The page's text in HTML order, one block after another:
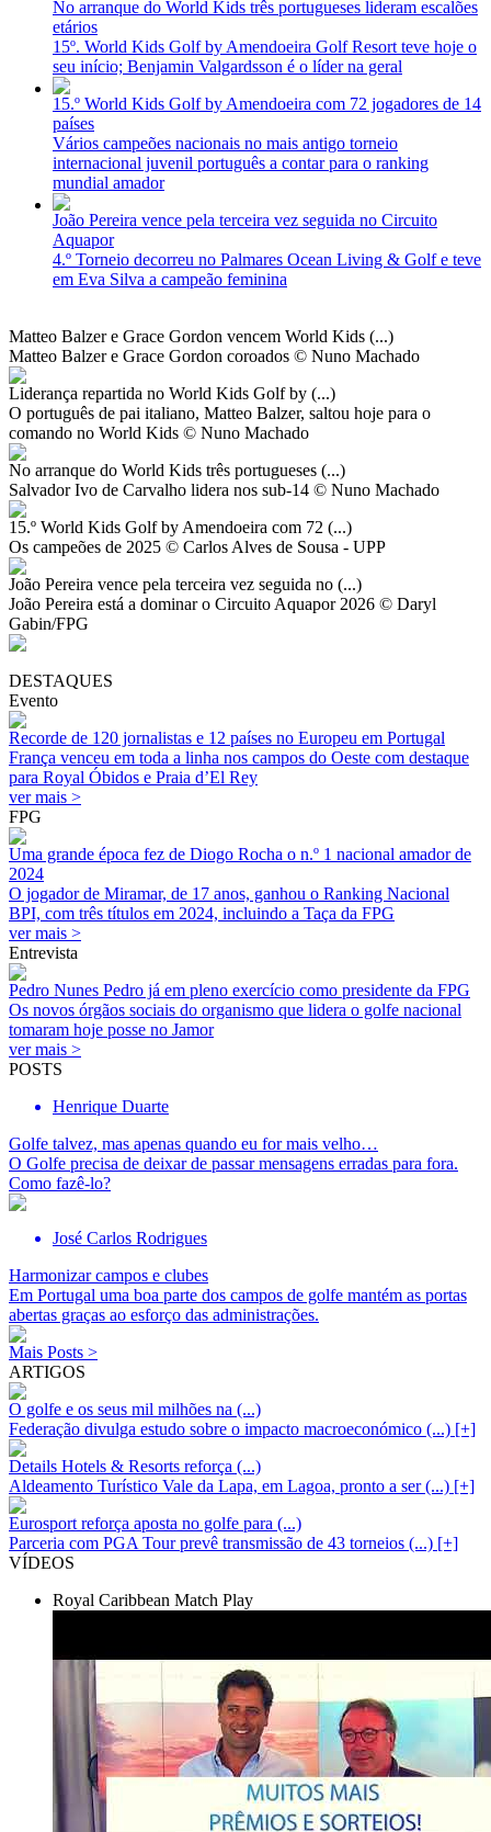
No arranque do World Kids três portugueses lideram escalões
etários
15º. World Kids Golf by Amendoeira Golf Resort teve hoje o
seu início; Benjamin Valgardsson é o líder na geral
15.º World Kids Golf by Amendoeira com 72 jogadores de 14
países
Vários campeões nacionais no mais antigo torneio
internacional juvenil português a contar para o ranking
mundial amador
João Pereira vence pela terceira vez seguida no Circuito
Aquapor
4.º Torneio decorreu no Palmares Ocean Living & Golf e teve
em Eva Silva a campeão feminina
Matteo Balzer e Grace Gordon vencem World Kids (...)
Matteo Balzer e Grace Gordon coroados © Nuno Machado
Liderança repartida no World Kids Golf by (...)
O português de pai italiano, Matteo Balzer, saltou hoje para o
comando no World Kids © Nuno Machado
No arranque do World Kids três portugueses (...)
Salvador Ivo de Carvalho lidera nos sub-14 © Nuno Machado
15.º World Kids Golf by Amendoeira com 72 (...)
Os campeões de 2025 © Carlos Alves de Sousa - UPP
João Pereira vence pela terceira vez seguida no (...)
João Pereira está a dominar o Circuito Aquapor 2026 © Daryl
Gabin/FPG
DESTAQUES
Evento
Recorde de 120 jornalistas e 12 países no Europeu em Portugal
França venceu em toda a linha nos campos do Oeste com destaque
para Royal Óbidos e Praia d’El Rey
ver mais >
FPG
Uma grande época fez de Diogo Rocha o n.º 1 nacional amador de
2024
O jogador de Miramar, de 17 anos, ganhou o Ranking Nacional
BPI, com três títulos em 2024, incluindo a Taça da FPG
ver mais >
Entrevista
Pedro Nunes Pedro já em pleno exercício como presidente da FPG
Os novos órgãos sociais do organismo que lidera o golfe nacional
tomaram hoje posse no Jamor
ver mais >
POSTS
Henrique Duarte
Golfe talvez, mas apenas quando eu for mais velho…
O Golfe precisa de deixar de passar mensagens erradas para fora.
Como fazê-lo?
José Carlos Rodrigues
Harmonizar campos e clubes
Em Portugal uma boa parte dos campos de golfe mantém as portas
abertas graças ao esforço das administrações.
Mais Posts >
ARTIGOS
O golfe e os seus mil milhões na (...)
Federação divulga estudo sobre o impacto macroeconómico (...) [+]
Details Hotels & Resorts reforça (...)
Aldeamento Turístico Vale da Lapa, em Lagoa, pronto a ser (...) [+]
Eurosport reforça aposta no golfe para (...)
Parceria com PGA Tour prevê transmissão de 43 torneios (...) [+]
VÍDEOS
Royal Caribbean Match Play